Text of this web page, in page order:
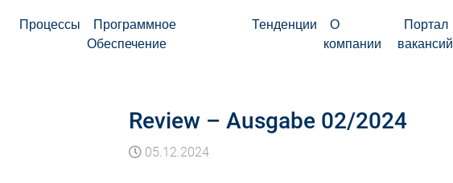
Процессы
Программное
Обеспечение
Тенденции
О
компании
Портал
вакансий
Review – Ausgabe 02/2024
05.12.2024